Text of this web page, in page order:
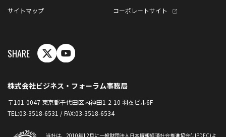
サイトマップ
コーポレートサイト
SHARE
株式会社ビジネス・フォーラム事務局
〒101-0047 東京都千代田区内神田1-2-10 羽衣ビル6F
TEL:03-3518-6531 / FAX:03-3518-6534
当社は、2010年12月に一般財団法人日本情報経済社会推進協会(JIPDEC)よ